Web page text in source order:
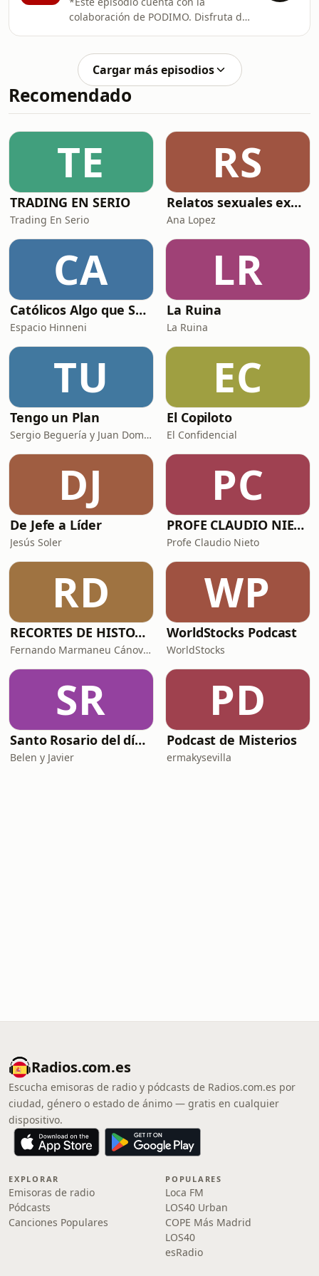
irlo. También hablamos de algo que
nos ha marcado muchísimo: el apoyo
recibido, la importancia de sentirse
acompañada y cómo, en los
momentos más duros, te das cuenta
de lo que de ver
colaboración de PODIMO. Disfruta de
--- Código be levels SIEMPRE activo:
⁠TOMATELOCONVINO⁠ ---- "Encuentra
un Hogar" ya está disponible,
encuéntralo ⁠aquí⁠ ---- Hoy nos
hablar de números, ni de éxito, ni de
internet. Hoy venimos a hablar de
algo mucho más incómodo… y mucho
más real
Cargar más episodios
Recomendado
TE
TRADING EN SERIO
Trading En Serio
RS
Relatos sexuales explícitos
Ana Lopez
CA
Católicos Algo que Saber
Espacio Hinneni
LR
La Ruina
La Ruina
TU
Tengo un Plan
Sergio Beguería y Juan Domínguez
EC
El Copiloto
El Confidencial
DJ
De Jefe a Líder
Jesús Soler
PC
PROFE CLAUDIO NIETO
Profe Claudio Nieto
RD
RECORTES DE HISTORIA Y CIENCIA
Fernando Marmaneu Cánovas
WP
WorldStocks Podcast
WorldStocks
SR
Santo Rosario del día. 🙏 Reza con nosotros en castellano 🇪🇸
Belen y Javier
PD
Podcast de Misterios
ermakysevilla
Radios.com.es
Escucha emisoras de radio y pódcasts de Radios.com.es por
ciudad, género o estado de ánimo — gratis en cualquier
dispositivo.
EXPLORAR
Emisoras de radio
Pódcasts
Canciones Populares
POPULARES
Loca FM
LOS40 Urban
COPE Más Madrid
LOS40
esRadio